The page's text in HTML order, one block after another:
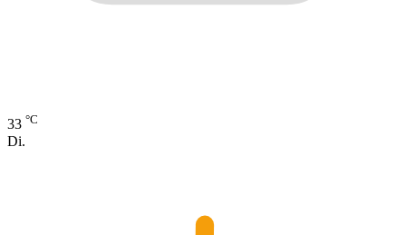
33 °C
Di.